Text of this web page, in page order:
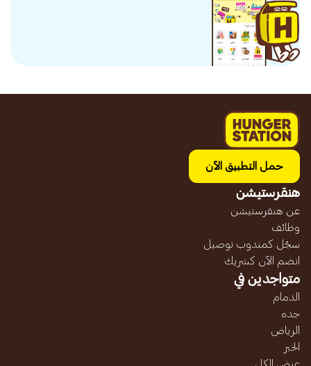
حمل التطبيق الآن
هنقرستيشن
عن هنقرستيشن
وظائف
سجّل كمندوب توصيل
انضم الآن كشريك
متواجدين في
الدمام
جده
الرياض
الخبر